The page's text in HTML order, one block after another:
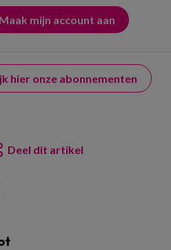
hier onze abonnementen
Deel dit artikel